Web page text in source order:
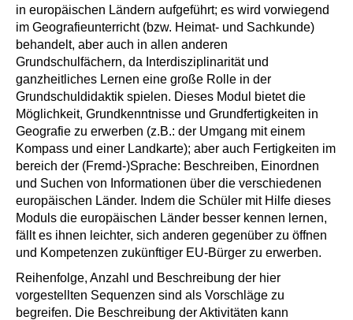
in europäischen Ländern aufgeführt; es wird vorwiegend
im Geografieunterricht (bzw. Heimat- und Sachkunde)
behandelt, aber auch in allen anderen
Grundschulfächern, da Interdisziplinarität und
ganzheitliches Lernen eine große Rolle in der
Grundschuldidaktik spielen. Dieses Modul bietet die
Möglichkeit, Grundkenntnisse und Grundfertigkeiten in
Geografie zu erwerben (z.B.: der Umgang mit einem
Kompass und einer Landkarte); aber auch Fertigkeiten im
bereich der (Fremd-)Sprache: Beschreiben, Einordnen
und Suchen von Informationen über die verschiedenen
europäischen Länder. Indem die Schüler mit Hilfe dieses
Moduls die europäischen Länder besser kennen lernen,
fällt es ihnen leichter, sich anderen gegenüber zu öffnen
und Kompetenzen zukünftiger EU-Bürger zu erwerben.
Reihenfolge, Anzahl und Beschreibung der hier
vorgestellten Sequenzen sind als Vorschläge zu
begreifen. Die Beschreibung der Aktivitäten kann